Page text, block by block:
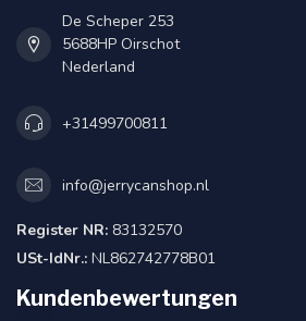
De Scheper 253
5688HP Oirschot
Nederland
+31499700811
info@jerrycanshop.nl
Register NR: 83132570
USt-IdNr.: NL862742778B01
Kundenbewertungen